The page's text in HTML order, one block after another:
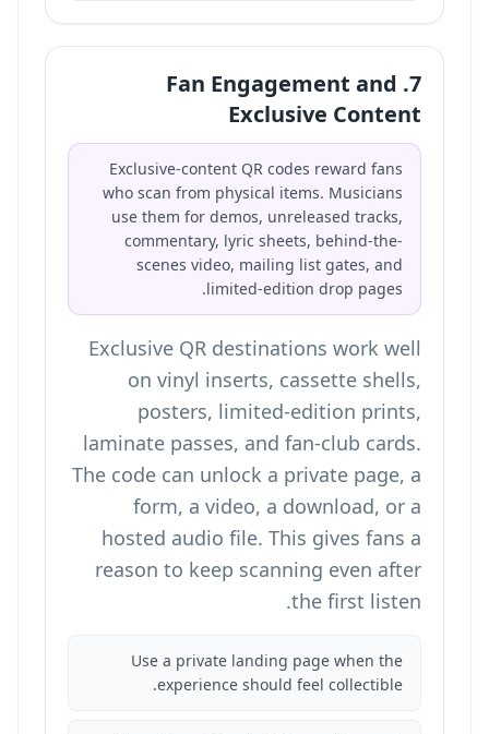
7. Fan Engagement and
Exclusive Content
Exclusive-content QR codes reward fans
who scan from physical items. Musicians
use them for demos, unreleased tracks,
commentary, lyric sheets, behind-the-
scenes video, mailing list gates, and
limited-edition drop pages.
Exclusive QR destinations work well
on vinyl inserts, cassette shells,
posters, limited-edition prints,
laminate passes, and fan-club cards.
The code can unlock a private page, a
form, a video, a download, or a
hosted audio file. This gives fans a
reason to keep scanning even after
the first listen.
Use a private landing page when the
experience should feel collectible.